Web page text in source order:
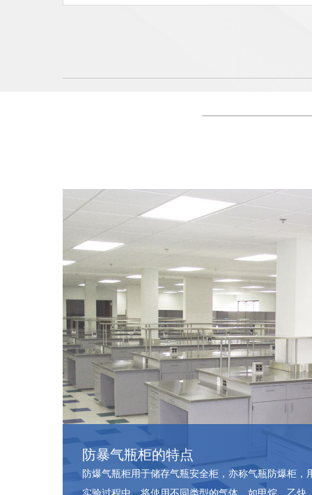
防暴气瓶柜的特点
防爆气瓶柜用于储存气瓶安全柜，亦称气瓶防爆柜